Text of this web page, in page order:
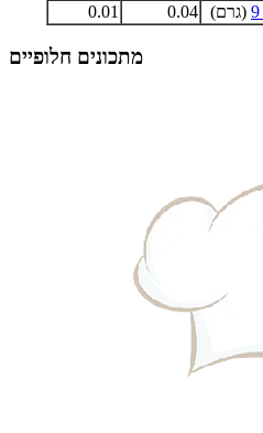
(גרם) 0.04
0.01
מתכונים חלופיים